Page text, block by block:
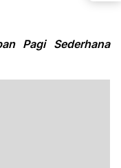
Pagi Sederhana